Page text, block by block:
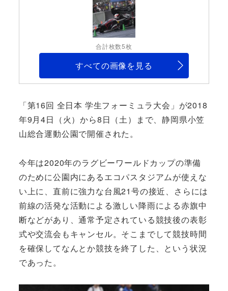
合計枚数5枚
すべての画像を見る
「第16回 全日本 学生フォーミュラ大会」が2018
年9月4日（火）から8日（土）まで、静岡県小笠
山総合運動公園で開催された。
今年は2020年のラグビーワールドカップの準備
のために公園内にあるエコパスタジアムが使えな
い上に、直前に強力な台風21号の接近、さらには
前線の活発な活動による激しい降雨による赤旗中
断などがあり、通常予定されている競技後の表彰
式や交流会もキャンセル。そこまでして競技時間
を確保してなんとか競技を終了した、という状況
であった。